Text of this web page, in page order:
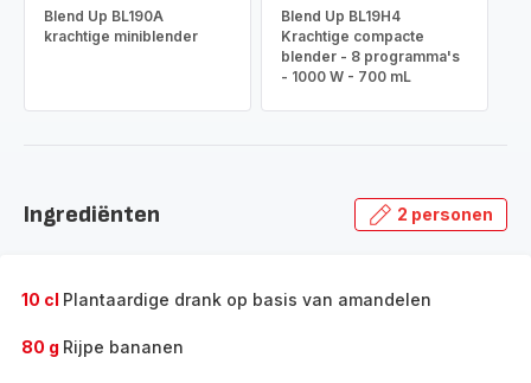
Blend Up BL190A
krachtige miniblender
Blend Up BL19H4
Krachtige compacte
blender - 8 programma's
- 1000 W - 700 mL
Ingrediënten 2 personen
10 cl Plantaardige drank op basis van amandelen
80 g Rijpe bananen